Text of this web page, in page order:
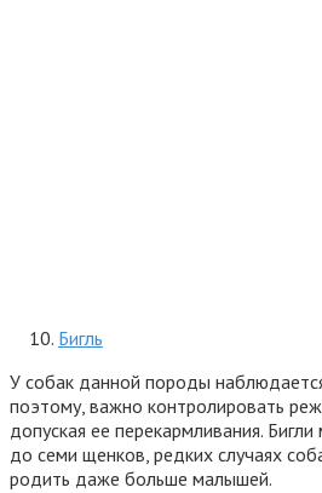
Бигль
У собак данной породы
поэтому, важно контролировать
допуская ее перекармливания.
до семи щенков, редких случаях
родить даже больше малышей.